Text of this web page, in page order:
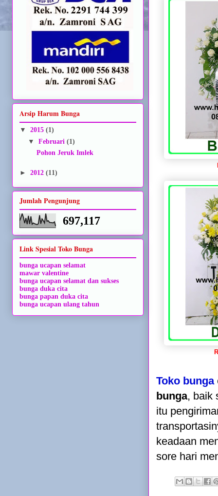
Toko bunga
bunga, baik
itu
keadaan
sore hari
Arsip Harum Bunga
▼ 2015 (1)
▼ Februari (1)
Pohon Jeruk Imlek
► 2012 (11)
Jumlah Pengunjung
697,117
Link Spesial Toko Bunga
bunga ucapan selamat
mawar valentine
bunga ucapan selamat dan sukses
bunga duka cita
bunga papan duka cita
bunga ucapan ulang tahun